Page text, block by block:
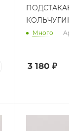
Много
3 180 ₽